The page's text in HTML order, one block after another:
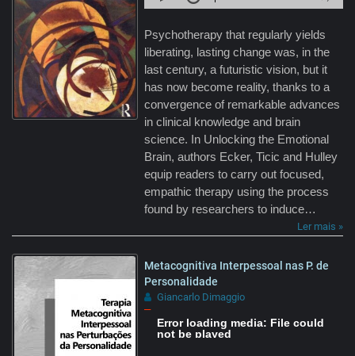
Psychotherapy that regularly yields
liberating, lasting change was, in the
last century, a futuristic vision, but it
has now become reality, thanks to a
convergence of remarkable advances
in clinical knowledge and brain
science. In Unlocking the Emotional
Brain, authors Ecker, Ticic and Hulley
equip readers to carry out focused,
empathic therapy using the process
found by researchers to induce…
Ler mais »
Metacognitiva Interpessoal nas P. de
Personalidade
Giancarlo Dimaggio
–
Error loading media: File could
not be played